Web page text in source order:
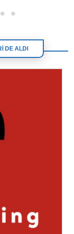
DE ALDI